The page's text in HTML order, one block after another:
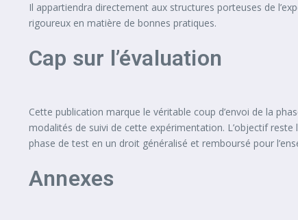
Il appartiendra directement aux structures porteuses de
rigoureux en matière de bonnes pratiques.
Cap sur l’évaluation
Cette publication marque le véritable coup d’envoi de la
modalités de suivi de cette expérimentation. L’objectif
phase de test en un droit généralisé et remboursé pour
Annexes